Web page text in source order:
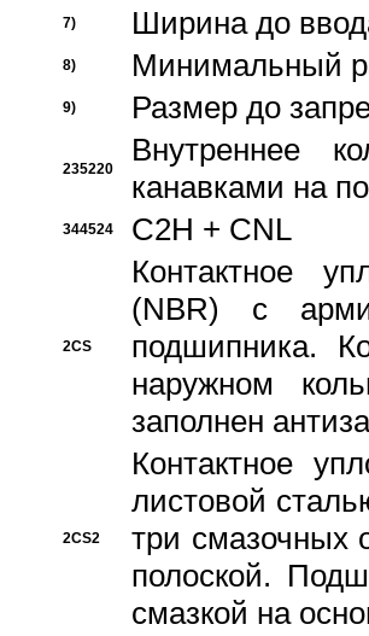
7) Ширина до
8) Минимальный
9) Размер до
235220
Внутреннее
канавками на
344524 C2H + CNL
2CS
Контактное
(NBR) с
подшипника.
наружном
заполнен
2CS2
Контактное
листовой
три смазочных
полоской.
смазкой на